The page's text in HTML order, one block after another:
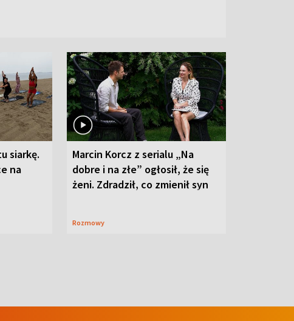
siarkę.
na
Marcin Korcz z serialu „Na
dobre i na złe” ogłosił, że się
żeni. Zdradził, co zmienił syn
Rozmowy